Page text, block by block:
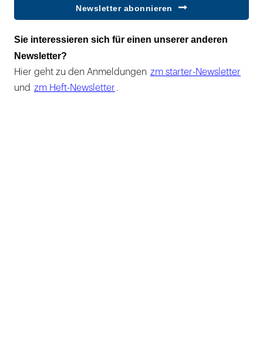
Newsletter abonnieren
Sie interessieren sich für einen unserer anderen
Newsletter?
Hier geht zu den Anmeldungen zm starter-Newsletter
und zm Heft-Newsletter .